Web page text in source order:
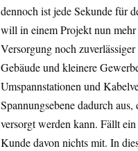
dennoch ist jede Sekunde für
will in einem Projekt nun
Versorgung noch
Gebäude und kleinere
Umspannstationen und
Spannungsebene dadurch
versorgt werden kann. Fällt
Kunde davon nichts mit. In